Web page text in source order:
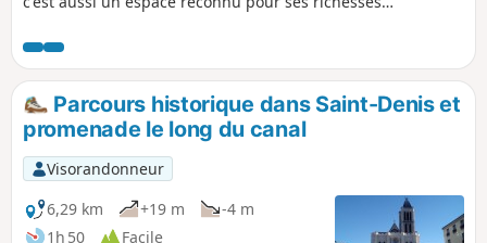
multiples facettes et d'apprécier la beauté de ses paysages.
Parcours historique dans Saint-Denis et
promenade le long du canal
Visorandonneur
6,29 km
+19 m
-4 m
1h 50
Facile